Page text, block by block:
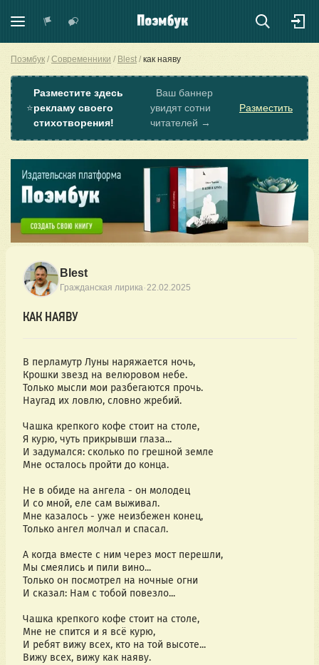
Поэмбук Современники Blest как наяву
⭐
Разместите здесь
рекламу своего
стихотворения!
Ваш баннер
увидят сотни
читателей →
Разместить
Blest
Гражданская лирика·22.02.2025
КАК НАЯВУ
В перламутр Луны наряжается ночь,
Крошки звезд на велюровом небе.
Только мысли мои разбегаются прочь.
Наугад их ловлю, словно жребий.
Чашка крепкого кофе стоит на столе,
Я курю, чуть прикрывши глаза...
И задумался: сколько по грешной земле
Мне осталось пройти до конца.
Не в обиде на ангела - он молодец
И со мной, еле сам выживал.
Мне казалось - уже неизбежен конец,
Только ангел молчал и спасал.
А когда вместе с ним через мост перешли,
Мы смеялись и пили вино...
Только он посмотрел на ночные огни
И сказал: Нам с тобой повезло...
Чашка крепкого кофе стоит на столе,
Мне не спится и я всё курю,
И ребят вижу всех, кто на той высоте...
Вижу всех, вижу как наяву.